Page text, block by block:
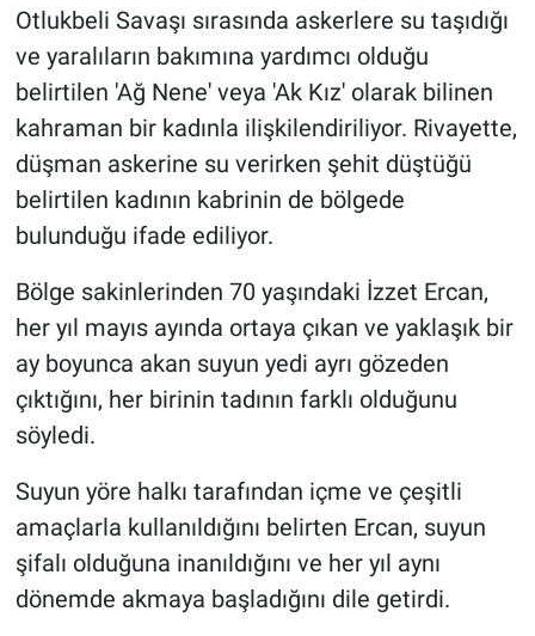
Otlukbeli Savaşı sırasında askerlere su taşıdığı
ve yaralıların bakımına yardımcı olduğu
belirtilen 'Ağ Nene' veya 'Ak Kız' olarak bilinen
kahraman bir kadınla ilişkilendiriliyor. Rivayette,
düşman askerine su verirken şehit düştüğü
belirtilen kadının kabrinin de bölgede
bulunduğu ifade ediliyor.
Bölge sakinlerinden 70 yaşındaki İzzet Ercan,
her yıl mayıs ayında ortaya çıkan ve yaklaşık bir
ay boyunca akan suyun yedi ayrı gözeden
çıktığını, her birinin tadının farklı olduğunu
söyledi.
Suyun yöre halkı tarafından içme ve çeşitli
amaçlarla kullanıldığını belirten Ercan, suyun
şifalı olduğuna inanıldığını ve her yıl aynı
dönemde akmaya başladığını dile getirdi.